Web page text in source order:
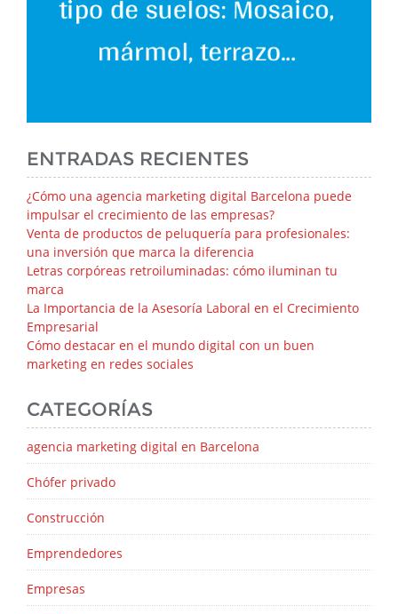
ENTRADAS RECIENTES
¿Cómo una agencia marketing digital Barcelona puede
impulsar el crecimiento de las empresas?
Venta de productos de peluquería para profesionales:
una inversión que marca la diferencia
Letras corpóreas retroiluminadas: cómo iluminan tu
marca
La Importancia de la Asesoría Laboral en el Crecimiento
Empresarial
Cómo destacar en el mundo digital con un buen
marketing en redes sociales
CATEGORÍAS
agencia marketing digital en Barcelona
Chófer privado
Construcción
Emprendedores
Empresas